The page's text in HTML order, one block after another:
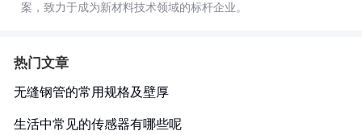
案，致力于成为新材料技术领域的标杆企业。
热门文章
无缝钢管的常用规格及壁厚
生活中常见的传感器有哪些呢